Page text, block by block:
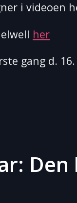
i videoen
her
gang d.
Den